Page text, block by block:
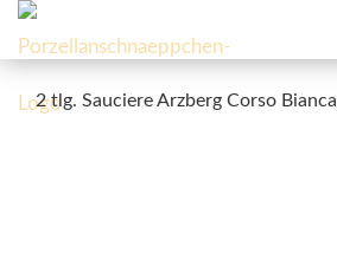
2 tlg. Sauciere Arzberg Corso Bianca